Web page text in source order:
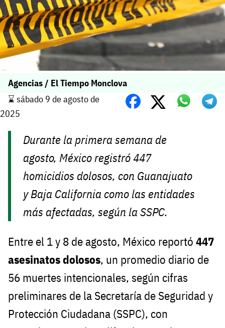
Agencias / El Tiempo Monclova
⌛️ sábado 9 de agosto de
2025
Durante la primera semana de
agosto, México registró 447
homicidios dolosos, con Guanajuato
y Baja California como las entidades
más afectadas, según la SSPC.
Entre el 1 y 8 de agosto, México reportó 447
asesinatos dolosos, un promedio diario de
56 muertes intencionales, según cifras
preliminares de la Secretaría de Seguridad y
Protección Ciudadana (SSPC), con